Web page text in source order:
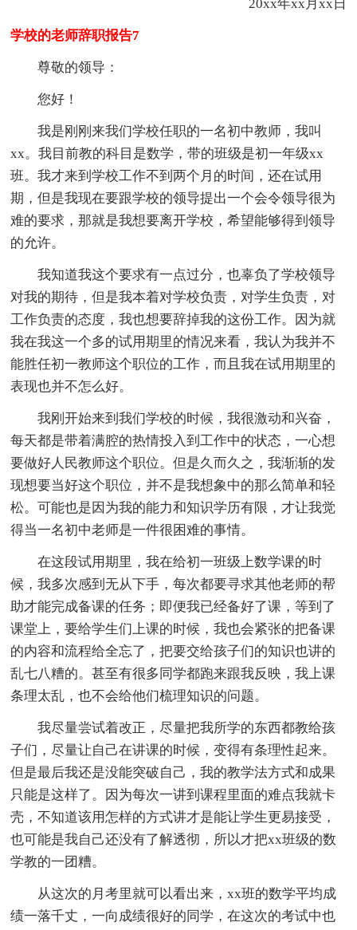
20xx年xx月xx日
学校的老师辞职报告7
尊敬的领导：
您好！
我是刚刚来我们学校任职的一名初中教师，我叫
xx。我目前教的科目是数学，带的班级是初一年级xx
班。我才来到学校工作不到两个月的时间，还在试用
期，但是我现在要跟学校的领导提出一个会令领导很为
难的要求，那就是我想要离开学校，希望能够得到领导
的允许。
我知道我这个要求有一点过分，也辜负了学校领导
对我的期待，但是我本着对学校负责，对学生负责，对
工作负责的态度，我也想要辞掉我的这份工作。因为就
我在我这一个多的试用期里的情况来看，我认为我并不
能胜任初一教师这个职位的工作，而且我在试用期里的
表现也并不怎么好。
我刚开始来到我们学校的时候，我很激动和兴奋，
每天都是带着满腔的热情投入到工作中的状态，一心想
要做好人民教师这个职位。但是久而久之，我渐渐的发
现想要当好这个职位，并不是我想象中的那么简单和轻
松。可能也是因为我的能力和知识学历有限，才让我觉
得当一名初中老师是一件很困难的事情。
在这段试用期里，我在给初一班级上数学课的时
候，我多次感到无从下手，每次都要寻求其他老师的帮
助才能完成备课的任务；即便我已经备好了课，等到了
课堂上，要给学生们上课的时候，我也会紧张的把备课
的内容和流程给全忘了，把要交给孩子们的知识也讲的
乱七八糟的。甚至有很多同学都跑来跟我反映，我上课
条理太乱，也不会给他们梳理知识的问题。
我尽量尝试着改正，尽量把我所学的东西都教给孩
子们，尽量让自己在讲课的时候，变得有条理性起来。
但是最后我还是没能突破自己，我的教学法方式和成果
只能是这样了。因为每次一讲到课程里面的难点我就卡
壳，不知道该用怎样的方式讲才是能让学生更易接受，
也可能是我自己还没有了解透彻，所以才把xx班级的数
学教的一团糟。
从这次的月考里就可以看出来，xx班的数学平均成
绩一落千丈，一向成绩很好的同学，在这次的考试中也